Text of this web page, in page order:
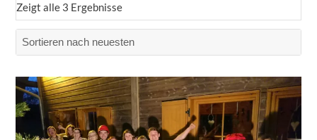
Zeigt alle 3 Ergebnisse